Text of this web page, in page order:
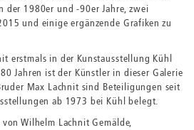
der 1980er und -90er Jahre, zwei
und einige ergänzende Grafiken zu
erstmals in der Kunstausstellung Kühl
Jahren ist der Künstler in dieser Galerie
Max Lachnit sind Beteiligungen seit
ab 1973 bei Kühl belegt.
Wilhelm Lachnit Gemälde,